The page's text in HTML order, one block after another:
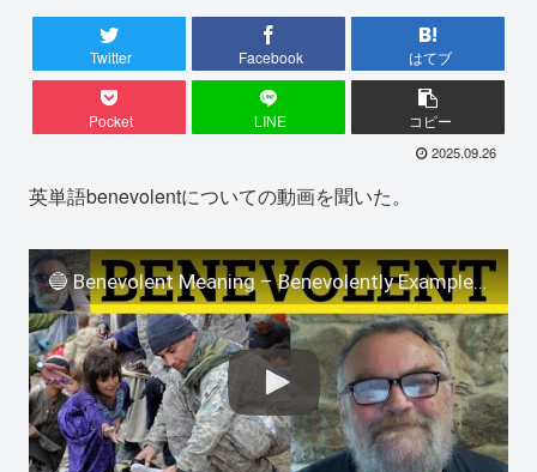
Twitter Facebook はてブ
Pocket LINE コピー
2025.09.26
英単語benevolentについての動画を聞いた。
🔵 Benevolent Meaning – Benevolently Examples – Benevolent Defined – Benevolent – Formal English